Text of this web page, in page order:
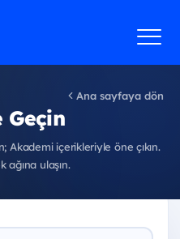
Ana sayfaya dön
Akademi içerikleriyle öne çıkın.
ulaşın.